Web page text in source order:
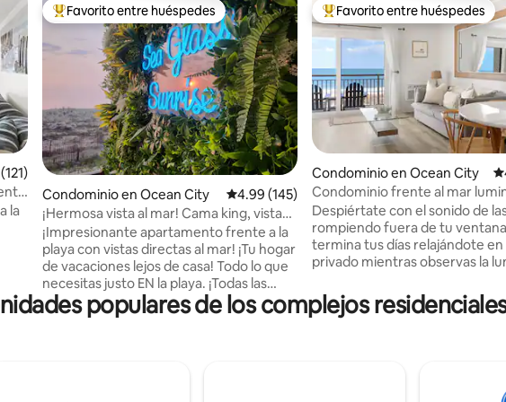
promedio: 4.8 de 5; 121 evaluaciones
la
a
De los mejores en Favorito entre huéspedes
Favorito entre huéspedes
Condominio en Ocean City Calificación promedio: 4.99 de 5; 145
4.99 (145)
¡Hermosa vista al mar! Cama king, vista
directa al mar
¡Impresionante apartamento frente a la
playa con vistas directas al mar! ¡Tu hogar
de vacaciones lejos de casa! Todo lo que
necesitas justo EN la playa. ¡Todas las
sábanas, suministros y una cocina bien
equipada! ¡Nuevo televisor de 65
De los mejores en Favorito
Favorito entre huéspedes
Condominio en Ocean City
Condominio frente al mar
aireado con gran porche
Despiértate con el sonido de
rompiendo fuera de tu
termina tus días relajándote en
privado mientras observas la
serenidad junto al mar en
moderno condominio frente al
restaurantes, bares y
populares de los complejos